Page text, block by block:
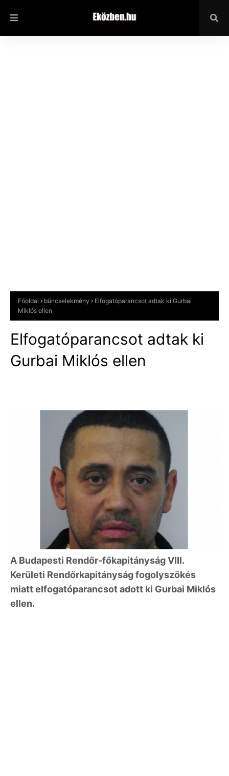
Főoldal bűncselekmény
Elfogatóparancsot adtak ki Gurbai
Miklós ellen
Elfogatóparancsot adtak ki
Gurbai Miklós ellen
A Budapesti Rendőr-főkapitányság VIII.
Kerületi Rendőrkapitányság fogolyszökés
miatt elfogatóparancsot adott ki Gurbai Miklós
ellen.